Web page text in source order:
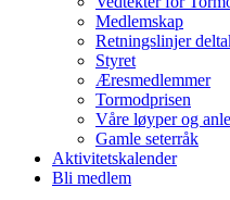
Medlemskap
Retningslinjer
Styret
Æresmedlemmer
Tormodprisen
Våre løyper og
Gamle seterråk
Aktivitetskalender
Bli medlem